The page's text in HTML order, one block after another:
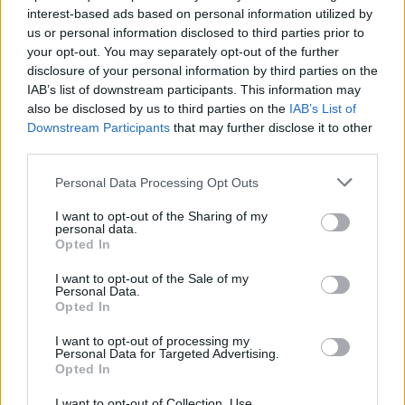
interest-based ads based on personal information utilized by
us or personal information disclosed to third parties prior to
your opt-out. You may separately opt-out of the further
disclosure of your personal information by third parties on the
IAB’s list of downstream participants. This information may
also be disclosed by us to third parties on the IAB’s List of
Downstream Participants that may further disclose it to other
Personal Data Processing Opt Outs
I want to opt-out of the Sharing of my
personal data.
Opted In
I want to opt-out of the Sale of my
Personal Data.
Opted In
I want to opt-out of processing my
Personal Data for Targeted Advertising.
Opted In
Július
Július 1., Szerda: AnnamáriaésTihamér
Július 2., Csütörtök:Ottó
és
Soma
Július 4., Szombat:Ulrik
Július 5., Vasárnap:EmeseésSarolta
Július 6., Hétfő:
Csaba
Július 8., Szerda:Ellák
Július 9., Csütörtök:
Július 10., Péntek:Amália
Július 11., Szombat:
Július 13., Hétfő:Jenõ
Július 14., Kedd: